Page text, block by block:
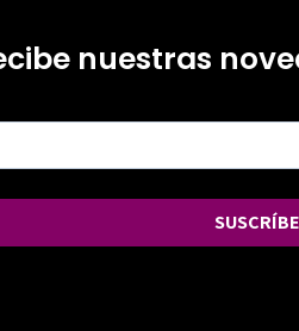
nuestras